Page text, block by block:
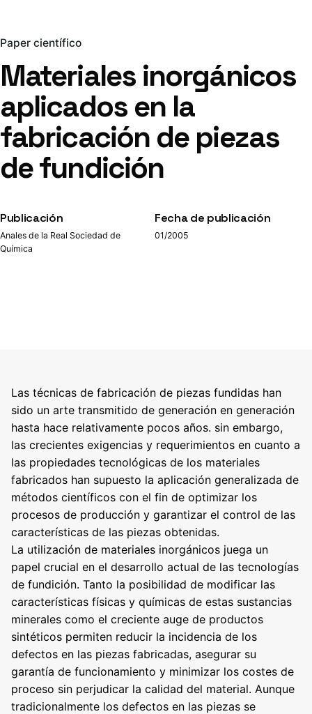
Paper científico
Materiales inorgánicos
aplicados en la
fabricación de piezas
de fundición
Publicación
Anales de la Real Sociedad de
Química
Fecha de publicación
01/2005
Las técnicas de fabricación de piezas fundidas han
sido un arte transmitido de generación en generación
hasta hace relativamente pocos años. sin embargo,
las crecientes exigencias y requerimientos en cuanto a
las propiedades tecnológicas de los materiales
fabricados han supuesto la aplicación generalizada de
métodos científicos con el fin de optimizar los
procesos de producción y garantizar el control de las
características de las piezas obtenidas.
La utilización de materiales inorgánicos juega un
papel crucial en el desarrollo actual de las tecnologías
de fundición. Tanto la posibilidad de modificar las
características físicas y químicas de estas sustancias
minerales como el creciente auge de productos
sintéticos permiten reducir la incidencia de los
defectos en las piezas fabricadas, asegurar su
garantía de funcionamiento y minimizar los costes de
proceso sin perjudicar la calidad del material. Aunque
tradicionalmente los defectos en las piezas se